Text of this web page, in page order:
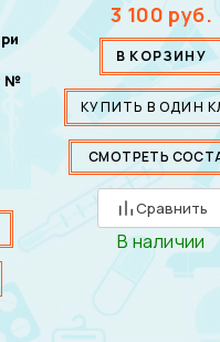
№
3 100 руб.
В КОРЗИНУ
КУПИТЬ В ОДИН
СМОТРЕТЬ
Сравнить
В наличии